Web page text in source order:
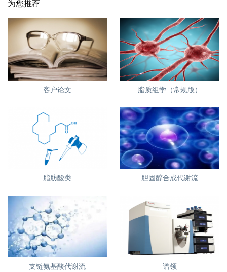
为您推荐
客户论文 脂质组学（常规版）
脂肪酸类 胆固醇合成代谢流
支链氨基酸代谢流 谱领